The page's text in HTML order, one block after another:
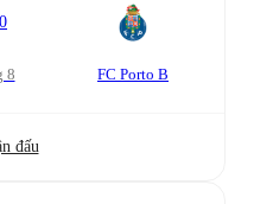
8 FC Porto B
đấu